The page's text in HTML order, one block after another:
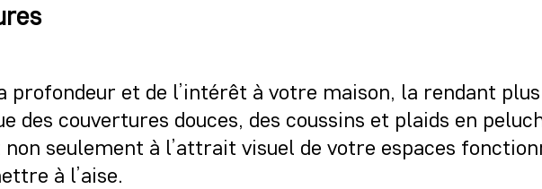
profondeur et de l’intérêt à votre maison, la rendant
des couvertures douces, des coussins et plaids en
seulement à l’attrait visuel de votre espaces
à l’aise.